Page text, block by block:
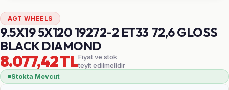
AGT WHEELS
9.5X19 5X120 19272-2 ET33 72,6 GLOSS
BLACK DIAMOND
8.077,42 TLFiyat ve stok
teyit edilmelidir
Stokta Mevcut